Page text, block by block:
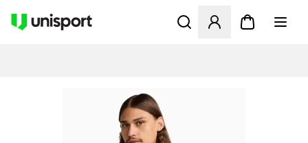
Åbner en Modal til at